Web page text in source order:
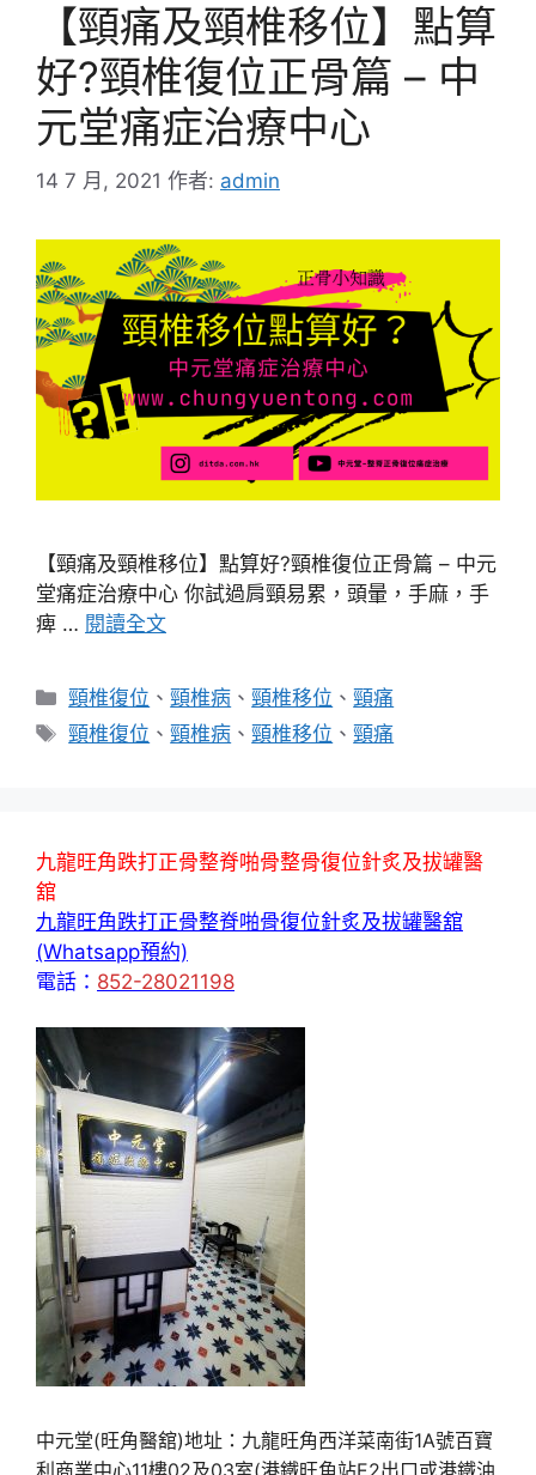
【頸痛及頸椎移位】點算
好?頸椎復位正骨篇 – 中
元堂痛症治療中心
14 7 月, 2021 作者: admin
【頸痛及頸椎移位】點算好?頸椎復位正骨篇 – 中元
堂痛症治療中心 你試過肩頸易累，頭暈，手麻，手
痺 … 閱讀全文
分
類
頸椎復位 、頸椎病 、頸椎移位 、頸痛
標
頸椎復位 、頸椎病 、頸椎移位 、頸痛
九龍旺角跌打正骨整脊啪骨整骨復位針炙及拔罐醫
舘
九龍旺角跌打正骨整脊啪骨復位針炙及拔罐醫舘
(Whatsapp預約)
電話： 852-28021198
中元堂(旺角醫舘)地址：九龍旺角西洋菜南街1A號百寶
利商業中心11樓02及03室(港鐵旺角站E2出口或港鐵油